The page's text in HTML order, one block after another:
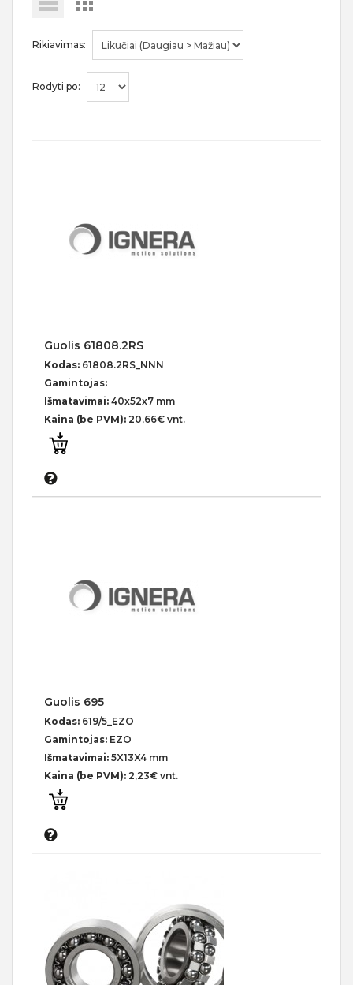
Rikiavimas:
Rodyti po:
Guolis 61808.2RS
Kodas: 61808.2RS_NNN
Gamintojas:
Išmatavimai: 40x52x7 mm
Kaina (be PVM): 20,66€ vnt.
Guolis 695
Kodas: 619/5_EZO
Gamintojas: EZO
Išmatavimai: 5X13X4 mm
Kaina (be PVM): 2,23€ vnt.